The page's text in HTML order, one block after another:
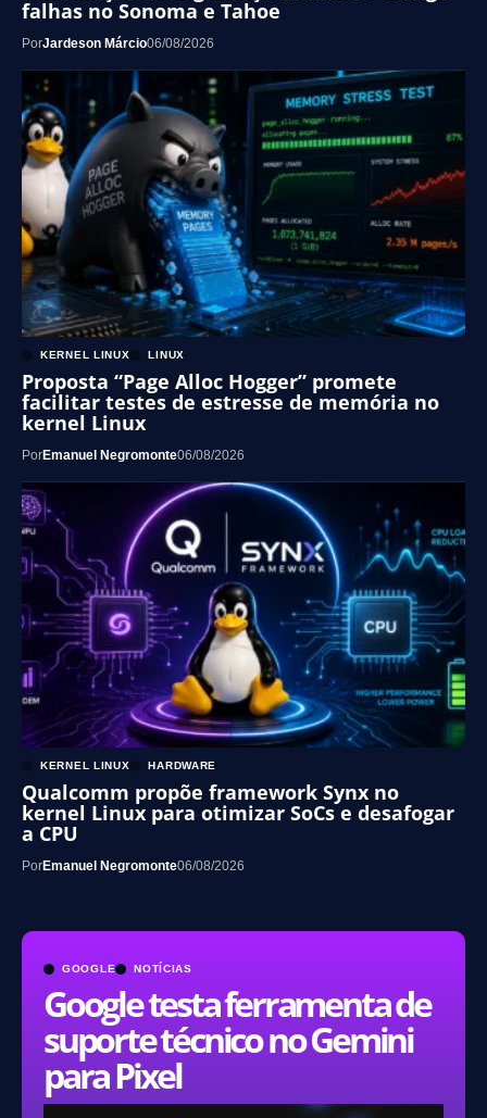
GOOGLE NOTÍCIAS
Google testa ferramenta de
suporte técnico no Gemini
para Pixel
falhas no Sonoma e Tahoe
PorJardeson Márcio06/08/2026
KERNEL LINUX LINUX
Proposta “Page Alloc Hogger” promete
facilitar testes de estresse de memória no
kernel Linux
PorEmanuel Negromonte06/08/2026
KERNEL LINUX HARDWARE
Qualcomm propõe framework Synx no
kernel Linux para otimizar SoCs e desafogar
a CPU
PorEmanuel Negromonte06/08/2026